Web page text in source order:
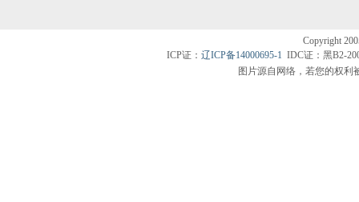
ICP证： 辽ICP备14000695-1 IDC证：黑B2-
图片源自网络，若您的权利